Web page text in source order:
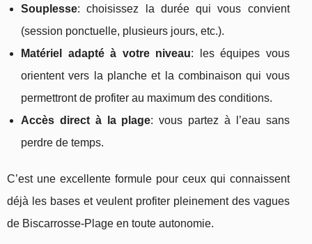
Souplesse: choisissez la durée qui vous convient
(session ponctuelle, plusieurs jours, etc.).
Matériel adapté à votre niveau: les équipes vous
orientent vers la planche et la combinaison qui vous
permettront de profiter au maximum des conditions.
Accès direct à la plage: vous partez à l’eau sans
perdre de temps.
C’est une excellente formule pour ceux qui connaissent
déjà les bases et veulent profiter pleinement des vagues
de Biscarrosse‑Plage en toute autonomie.